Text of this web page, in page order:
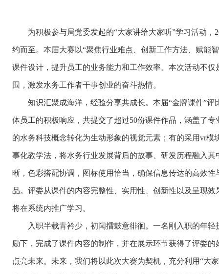
为积极参与局党委发起的“大家讲给大家听”学习活动，
约而至。本届大赛以“聚焦行业难点、创新工作方法、赋能
课件设计，提升员工的业务能力和工作效率。本次活动不
围，激发水务工作者干事创业的奋斗热情。
知识汇聚成海洋，经验分享共成长。本届“金牌课件”评
体员工的积极响应，共提交了超过50份课件作品，涵盖了
的水务科技概念转化为生动形象的视觉元素；有的采用vr
事化教学法，将水务行业发展背后的故事、研发历程融入
晰，色彩搭配协调，图标使用恰当，确保信息传达的高效
品。评委从课件的内容完整性、实用性、创新性以及呈现
将在系统内推广学习。
入职半载青衿少，初闻擂鼓意徘徊。一名刚入职的年轻
励下，完成了课件内容的制作，并在展示环节获得了评委
点亮未来。未来，我们将以此次大赛为契机，充分利用“大